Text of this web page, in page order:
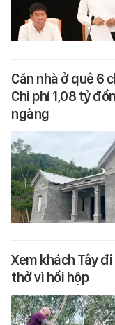
Căn nhà ở quê 6
Chi phí 1,08 tỷ
ngàng
Xem khách Tây
thở vì hồi hộp